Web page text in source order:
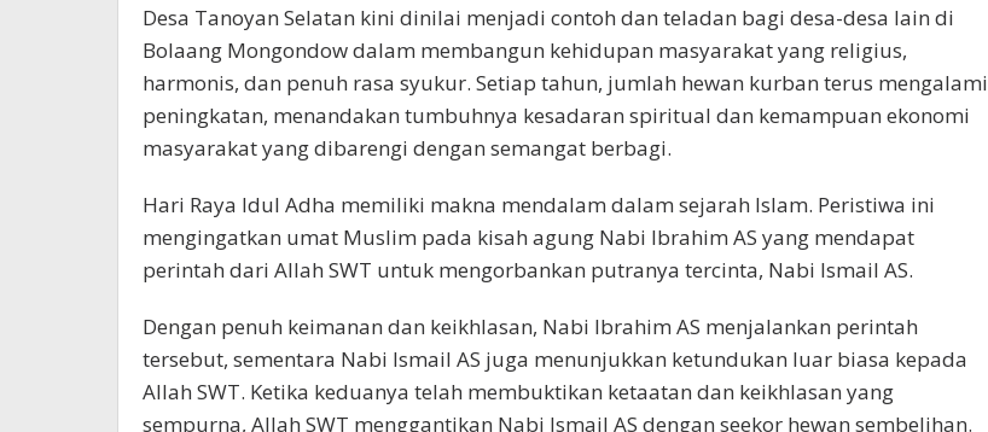
Desa Tanoyan Selatan kini dinilai menjadi contoh dan teladan bagi desa-desa lain di
Bolaang Mongondow dalam membangun kehidupan masyarakat yang religius,
harmonis, dan penuh rasa syukur. Setiap tahun, jumlah hewan kurban terus mengalami
peningkatan, menandakan tumbuhnya kesadaran spiritual dan kemampuan ekonomi
masyarakat yang dibarengi dengan semangat berbagi.
Hari Raya Idul Adha memiliki makna mendalam dalam sejarah Islam. Peristiwa ini
mengingatkan umat Muslim pada kisah agung Nabi Ibrahim AS yang mendapat
perintah dari Allah SWT untuk mengorbankan putranya tercinta, Nabi Ismail AS.
Dengan penuh keimanan dan keikhlasan, Nabi Ibrahim AS menjalankan perintah
tersebut, sementara Nabi Ismail AS juga menunjukkan ketundukan luar biasa kepada
Allah SWT. Ketika keduanya telah membuktikan ketaatan dan keikhlasan yang
sempurna, Allah SWT menggantikan Nabi Ismail AS dengan seekor hewan sembelihan.